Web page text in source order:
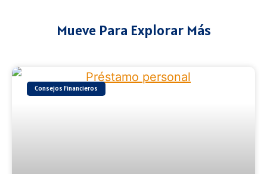
Mueve Para Explorar Más
Consejos Financieros